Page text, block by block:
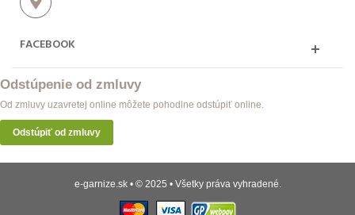
FACEBOOK
Odstúpenie od zmluvy
Od zmluvy uzavretej online môžete pohodlne odstúpiť online.
Odstúpiť od zmluvy
e-garnize.sk • © 2025 • Všetky práva vyhradené.